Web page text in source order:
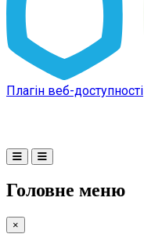
Плагін веб-доступності
Головне меню
×